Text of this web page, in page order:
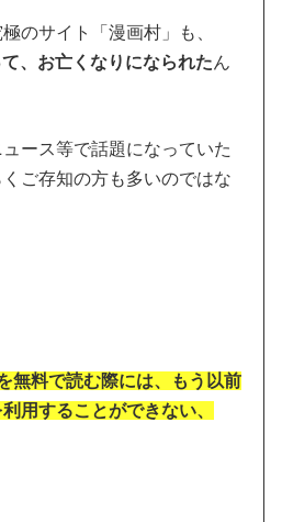
のサイト「漫画村」も、
、お亡くなりになられたん
ース等で話題になっていた
ご存知の方も多いのではな
無料で読む際には、もう以前
用することができない、